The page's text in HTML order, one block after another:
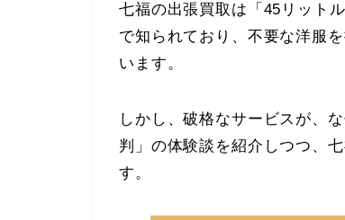
七福の出張買取は「45リット
で知られており、不要な洋服
います。
しかし、破格なサービスが、
判」の体験談を紹介しつつ、
す。